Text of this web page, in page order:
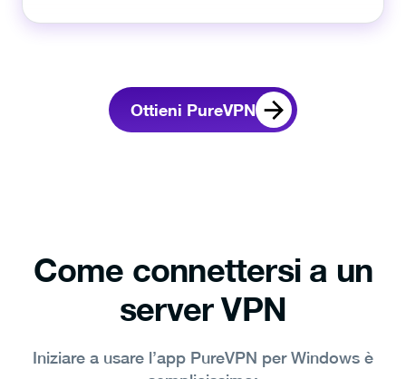
Ottieni PureVPN
Come connettersi a un
server VPN
Iniziare a usare l’app PureVPN per Windows è